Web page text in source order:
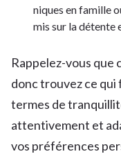
niques en famille
mis sur la détente
Rappelez-vous que
donc trouvez ce qui
termes de
attentivement et
vos préférences